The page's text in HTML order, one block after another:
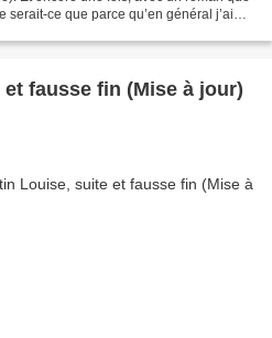
serait-ce que parce qu’en général j’aime
fausse fin (Mise à jour)